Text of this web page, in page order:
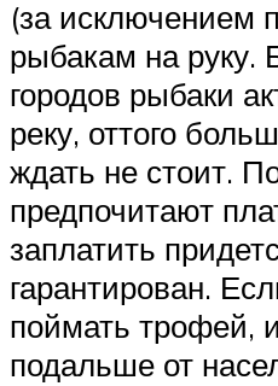
(за исключением
рыбакам на руку.
городов рыбаки
реку, оттого
ждать не стоит.
предпочитают
заплатить
гарантирован.
поймать трофей,
подальше от